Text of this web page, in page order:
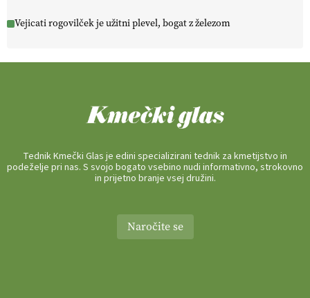
Vejicati rogovilček je užitni plevel, bogat z železom
Tednik Kmečki Glas je edini specializirani tednik za kmetijstvo in
podeželje pri nas. S svojo bogato vsebino nudi informativno, strokovno
in prijetno branje vsej družini.
Naročite se